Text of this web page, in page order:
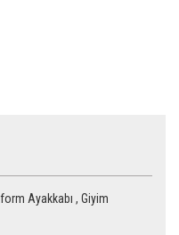
Ayakkabı ,Giyim